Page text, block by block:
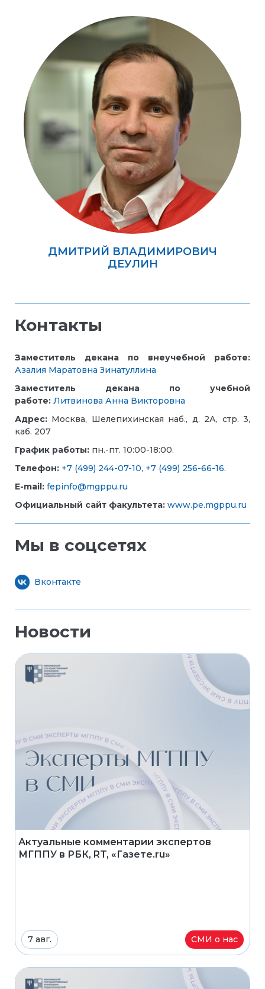
ДМИТРИЙ ВЛАДИМИРОВИЧ
ДЕУЛИН
Контакты
Заместитель декана по
внеучебной работе:
Азалия Маратовна Зинатуллина
Заместитель декана по учебной
работе: Литвинова Анна Викторовна
Адрес: Москва, Шелепихинская наб., д. 2А, стр. 3,
каб. 207
График работы: пн.-пт. 10:00-18:00.
Телефон: +7 (499) 244-07-10, +7 (499) 256-66-16.
E-mail: fepinfo@mgppu.ru
Официальный сайт факультета: www.pe.mgppu.ru
Мы в соцсетях
Вконтакте
Новости
Актуальные комментарии экспертов
МГППУ в РБК, RT, «Газете.ru»
7 авг. СМИ о нас